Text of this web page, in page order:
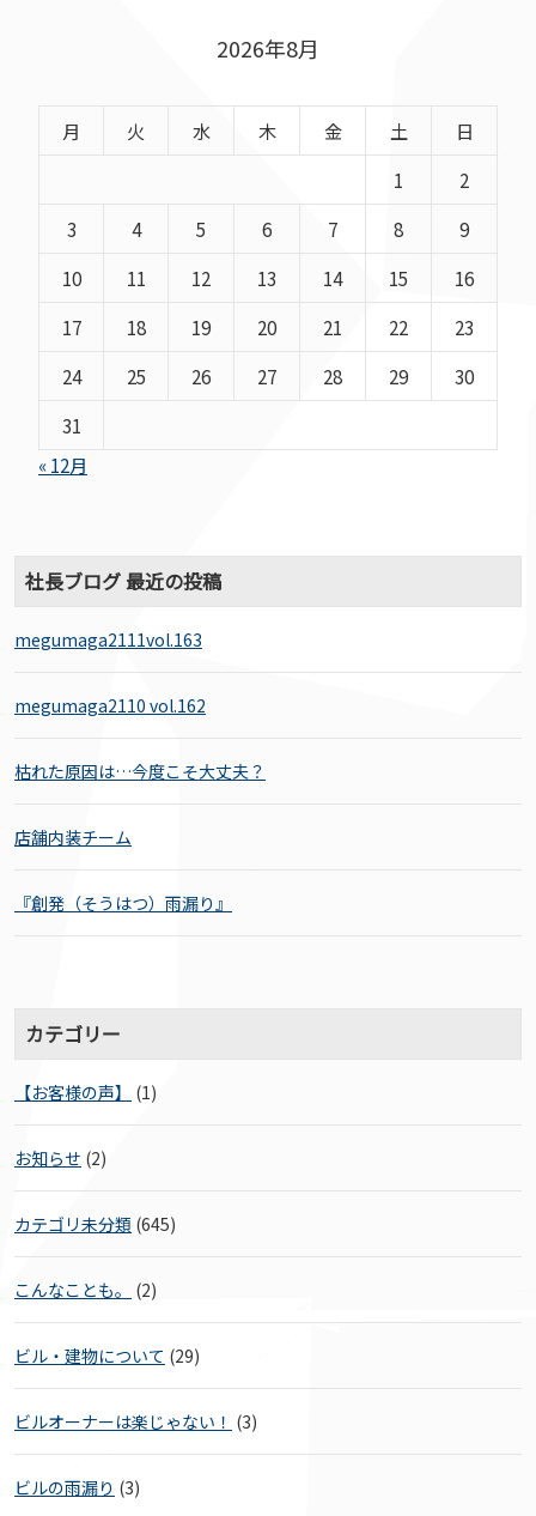
2026年8月
月 火 水 木 金 土
日
1
2
3
4 5 6 7 8
9
10
11 12 13 14 15
16
17
18 19 20 21 22
23
24
25 26 27 28 29
30
31
« 12月
社長ブログ 最近の投稿
megumaga2111vol.163
megumaga2110 vol.162
枯れた原因は…今度こそ大丈夫？
店舗内装チーム
『創発（そうはつ）雨漏り』
カテゴリー
【お客様の声】 (1)
お知らせ (2)
カテゴリ未分類 (645)
こんなことも。 (2)
ビル・建物について (29)
ビルオーナーは楽じゃない！ (3)
ビルの雨漏り (3)